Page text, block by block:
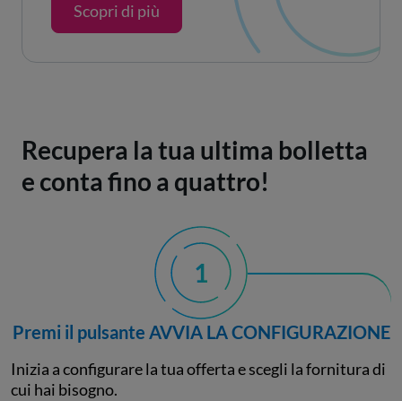
Scopri di più
Recupera la tua ultima bolletta
e conta fino a quattro!
1
Premi il pulsante AVVIA LA CONFIGURAZIONE
Inizia a configurare la tua offerta e scegli la fornitura di
cui hai bisogno.